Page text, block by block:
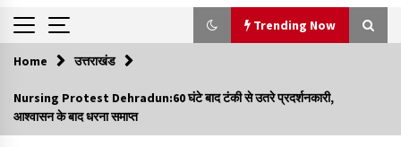
Trending Now
Trending Now
Minorities Rights Day : विश्व अल्पसंख्यक अधिकार दिवस
कार्यक्रम में शामिल हुए सीएम,आधुनिक मदरसों का नाम अब्दुल कलाम के नाम
Home उत्तराखंड
Nursing Protest Dehradun:60 घंटे बाद टंकी से उतरे प्रदर्शनकारी,
आश्वासन के बाद धरना समाप्त